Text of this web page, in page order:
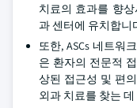
치료의 효과를 향
과 센터에 유치합니
또한, ASCs 네트워
은 환자의 전문적
상된 접근성 및 편
외과 치료를 찾는